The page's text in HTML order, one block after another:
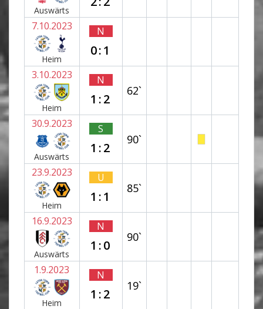
Auswärts
7.10.2023
Heim
N
0:1
3.10.2023
Heim
N
1:2
62`
30.9.2023
Auswärts
S
1:2
90`
23.9.2023
Heim
U
1:1
85`
16.9.2023
Auswärts
N
1:0
90`
1.9.2023
Heim
N
1:2
19`